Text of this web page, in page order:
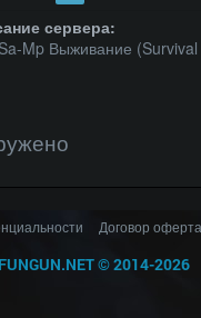
сервера:
Mp Выживание
Договор оферта
FUNGUN.NET©2014-2026